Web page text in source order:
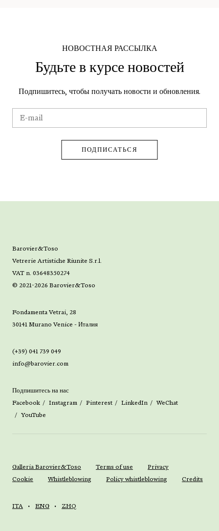
НОВОСТНАЯ РАССЫЛКА
Будьте в курсе новостей
Подпишитесь, чтобы получать новости и обновления.
Barovier&Toso
Vetrerie Artistiche Riunite S.r.l.
VAT n. 03648350274
© 2021-2026 Barovier&Toso
Fondamenta Vetrai, 28
30141 Murano Venice - Италия
(+39) 041 739 049
info@barovier.com
Подпишитесь на нас
Facebook
Instagram Pinterest LinkedIn
WeChat
YouTube
Galleria Barovier&Toso Terms of use
Privacy
Cookie
Whistleblowing Policy whistleblowing Credits
ITA ENG ZHQ